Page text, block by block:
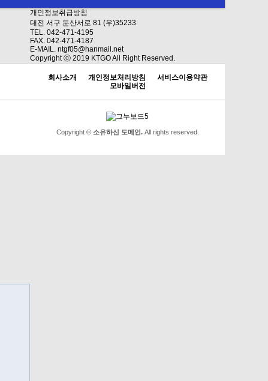
개인정보취급방침
대전 서구 둔산서로 81 (우)35233
TEL. 042-471-4195
FAX. 042-471-4187
E-MAIL. ntgf05@hanmail.net
Copyright ⓒ 2019 KTGO All Right Reserved.
회사소개 개인정보처리방침
서비스이용약관
모바일버전
Copyright © 소유하신 도메인.All rights reserved.